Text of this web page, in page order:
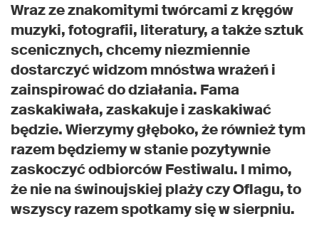
Wraz ze znakomitymi twórcami z kręgów
muzyki, fotografii, literatury, a także sztuk
scenicznych, chcemy niezmiennie
dostarczyć widzom mnóstwa wrażeń i
zainspirować do działania. Fama
zaskakiwała, zaskakuje i zaskakiwać
będzie. Wierzymy głęboko, że również tym
razem będziemy w stanie pozytywnie
zaskoczyć odbiorców Festiwalu. I mimo,
że nie na świnoujskiej plaży czy Oflagu, to
wszyscy razem spotkamy się w sierpniu.